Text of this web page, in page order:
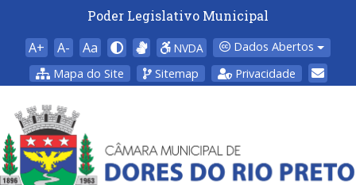
Poder Legislativo Municipal
A+ A- Aa NVDA
Dados Abertos
Mapa do Site
Sitemap Privacidade